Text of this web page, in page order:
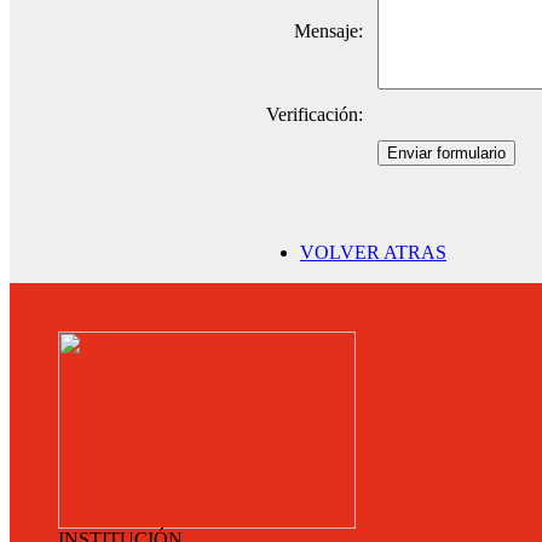
Mensaje:
Verificación:
Enviar formulario
VOLVER ATRAS